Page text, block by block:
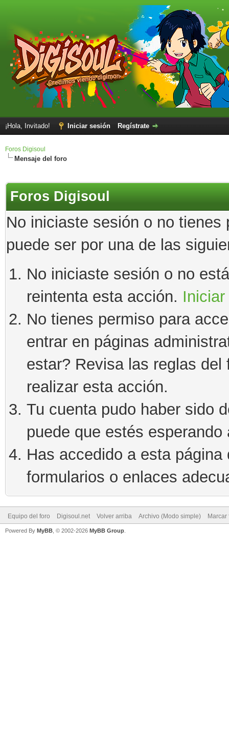
¡Hola, Invitado! Iniciar sesión Regístrate
Foros Digisoul
Mensaje del foro
Foros Digisoul
No iniciaste sesión o no
puede ser por una de las
No iniciaste sesión o no
reintenta esta acción.
No tienes permiso para
entrar en páginas
estar? Revisa las reglas
realizar esta acción.
Tu cuenta pudo haber sido
puede que estés esperando
Has accedido a esta
formularios o enlaces
Equipo del foro Digisoul.net Volver arriba Archivo (Modo simple)
Powered By MyBB , © 2002-2026 MyBB Group